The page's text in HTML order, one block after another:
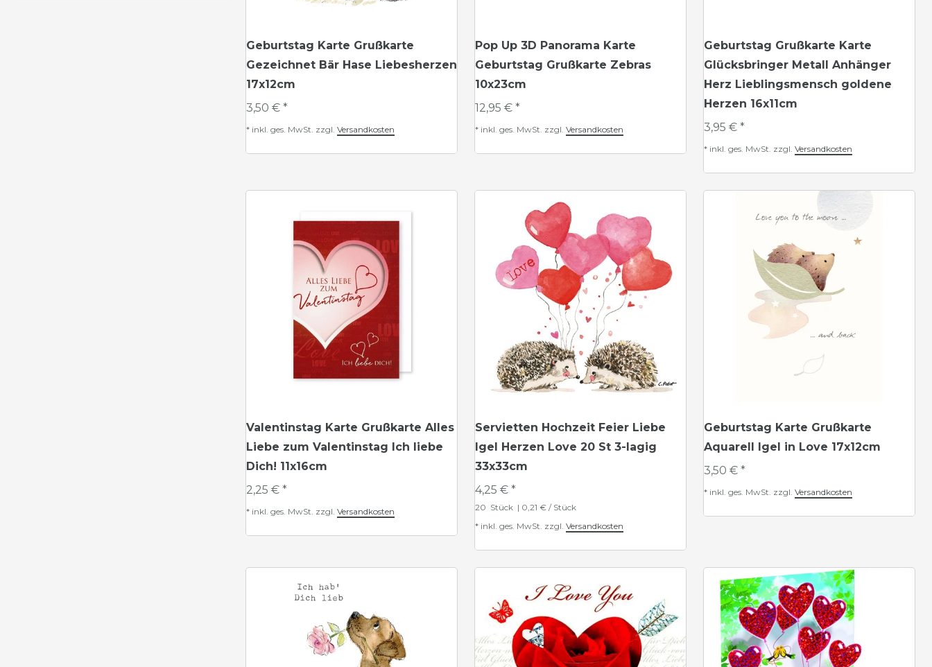
Geburtstag Karte Grußkarte
Gezeichnet Bär Hase Liebesherzen
17x12cm
3,50 € *
* inkl. ges. MwSt. zzgl. Versandkosten
Pop Up 3D Panorama Karte
Geburtstag Grußkarte Zebras
10x23cm
12,95 € *
* inkl. ges. MwSt. zzgl. Versandkosten
Geburtstag Grußkarte Karte
Glücksbringer Metall Anhänger
Herz Lieblingsmensch goldene
Herzen 16x11cm
3,95 € *
* inkl. ges. MwSt. zzgl. Versandkosten
Valentinstag Karte Grußkarte Alles
Liebe zum Valentinstag Ich liebe
Dich! 11x16cm
2,25 € *
* inkl. ges. MwSt. zzgl. Versandkosten
Servietten Hochzeit Feier Liebe
Igel Herzen Love 20 St 3-lagig
33x33cm
4,25 € *
20 Stück | 0,21 € / Stück
* inkl. ges. MwSt. zzgl. Versandkosten
Geburtstag Karte Grußkarte
Aquarell Igel in Love 17x12cm
3,50 € *
* inkl. ges. MwSt. zzgl. Versandkosten